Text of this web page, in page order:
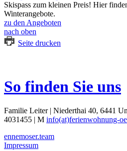
Skispass zum kleinen Preis! Hier
Winterangebote.
zu den Angeboten
nach oben
Seite drucken
So finden Sie uns
Familie Leiter | Niederthai 40, 6441
4031455 | M info(at)ferienwohnung-
ennemoser.team
Impressum